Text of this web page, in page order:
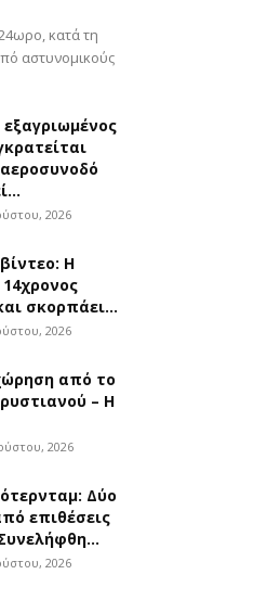
κατά τη
αστυνομικούς
2026
Η
σκορπάει...
2026
από το
– Η
2026
Δύο
επιθέσεις
2026